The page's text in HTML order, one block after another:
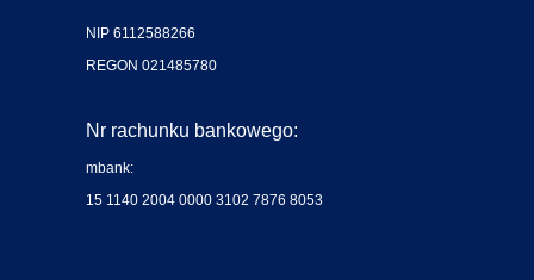
NIP 6112588266
REGON 021485780
Nr rachunku bankowego:
mbank:
15 1140 2004 0000 3102 7876 8053